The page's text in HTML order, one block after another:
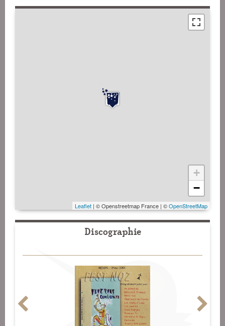
+
−
Leaflet | © Openstreetmap France | ©OpenStreetMap
Discographie